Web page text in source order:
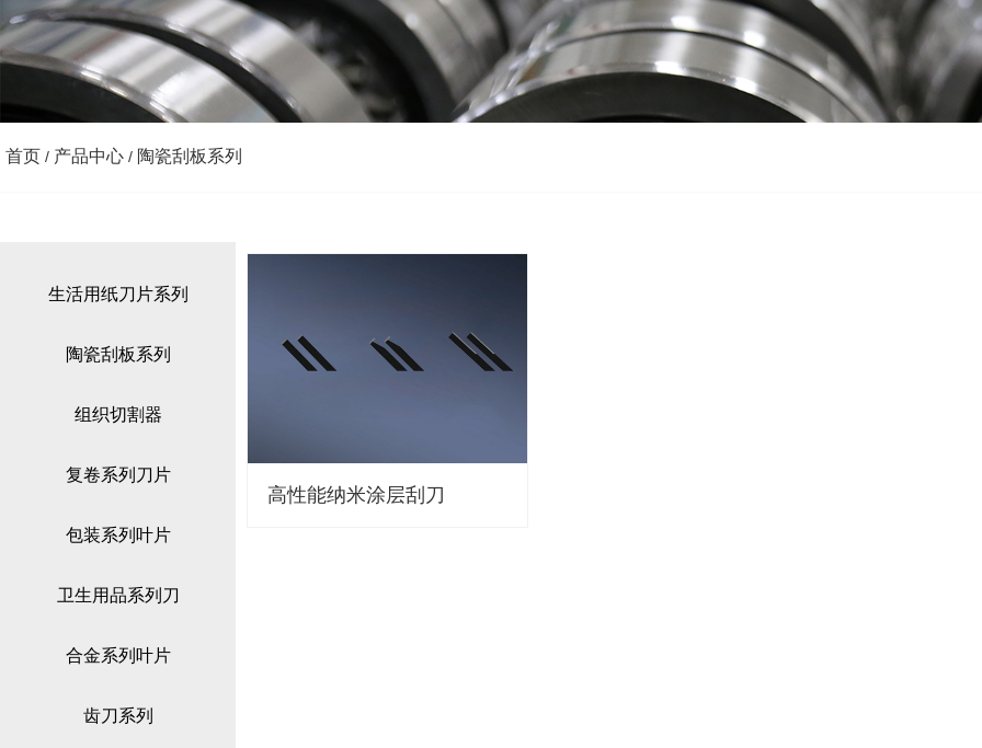
首页 / 产品中心 / 陶瓷刮板系列
生活用纸刀片系列
陶瓷刮板系列
组织切割器
复卷系列刀片
包装系列叶片
卫生用品系列刀
合金系列叶片
齿刀系列
高性能纳米涂层刮刀